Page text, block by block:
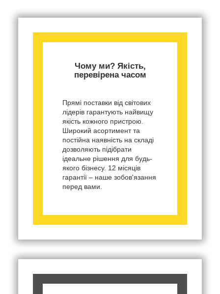
Чому ми? Якість,
перевірена часом
Прямі поставки від світових
лідерів гарантують найвищу
якість кожного пристрою.
Широкий асортимент та
постійна наявність на складі
дозволяють підібрати
ідеальне рішення для будь-
якого бізнесу. 12 місяців
гарантії – наше зобов'язання
перед вами.